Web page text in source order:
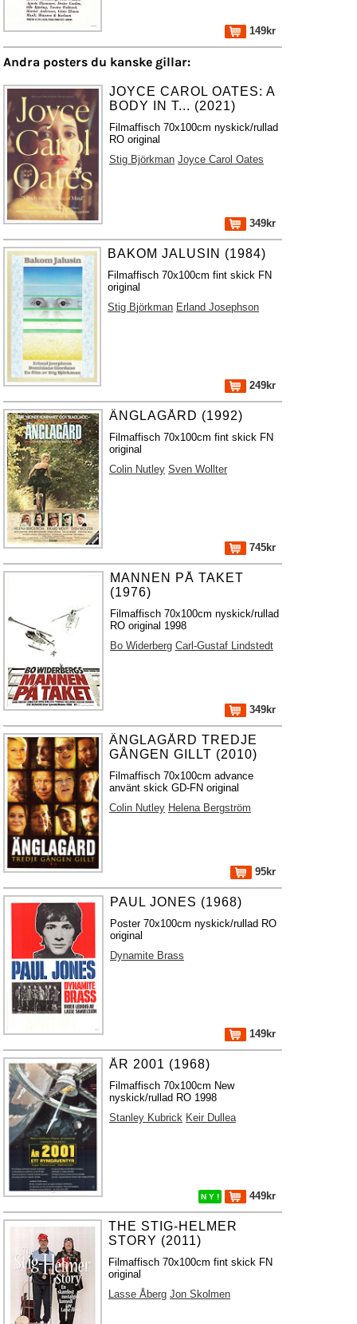
149kr
Andra posters du kanske gillar:
JOYCE CAROL OATES: A
BODY IN T... (2021)
Filmaffisch 70x100cm nyskick/rullad
RO original
Stig Björkman Joyce Carol Oates
349kr
BAKOM JALUSIN (1984)
Filmaffisch 70x100cm fint skick FN
original
Stig Björkman Erland Josephson
249kr
ÄNGLAGÅRD (1992)
Filmaffisch 70x100cm fint skick FN
original
Colin Nutley Sven Wollter
745kr
MANNEN PÅ TAKET
(1976)
Filmaffisch 70x100cm nyskick/rullad
RO original 1998
Bo Widerberg Carl-Gustaf Lindstedt
349kr
ÄNGLAGÅRD TREDJE
GÅNGEN GILLT (2010)
Filmaffisch 70x100cm advance
använt skick GD-FN original
Colin Nutley Helena Bergström
95kr
PAUL JONES (1968)
Poster 70x100cm nyskick/rullad RO
original
Dynamite Brass
149kr
ÅR 2001 (1968)
Filmaffisch 70x100cm New
nyskick/rullad RO 1998
Stanley Kubrick Keir Dullea
N Y ! 449kr
THE STIG-HELMER
STORY (2011)
Filmaffisch 70x100cm fint skick FN
original
Lasse Åberg Jon Skolmen